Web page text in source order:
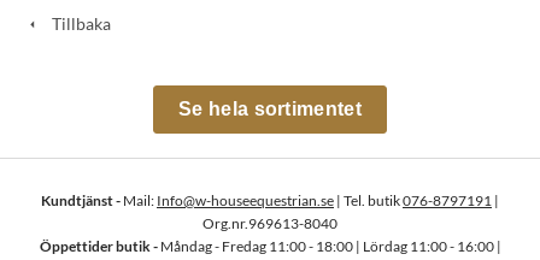
Tillbaka
Se hela sortimentet
Kundtjänst - Mail: Info@w-houseequestrian.se | Tel. butik076-8797191 |
Org.nr.969613-8040
Öppettider butik - Måndag - Fredag 11:00 - 18:00 | Lördag 11:00 - 16:00 |